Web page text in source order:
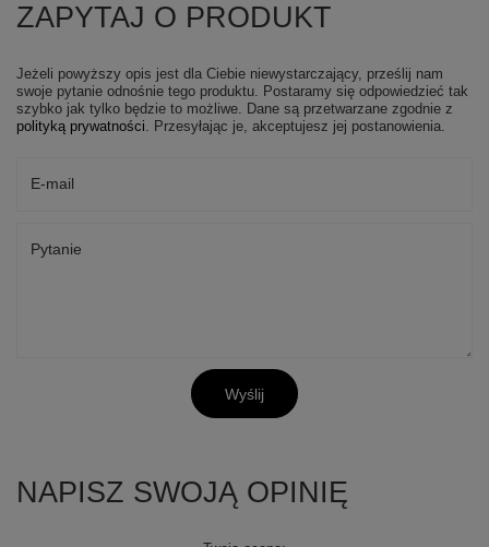
ZAPYTAJ O PRODUKT
Jeżeli powyższy opis jest dla Ciebie niewystarczający, prześlij nam
swoje pytanie odnośnie tego produktu. Postaramy się odpowiedzieć tak
szybko jak tylko będzie to możliwe. Dane są przetwarzane zgodnie z
polityką prywatności. Przesyłając je, akceptujesz jej postanowienia.
E-mail
Pytanie
Wyślij
NAPISZ SWOJĄ OPINIĘ